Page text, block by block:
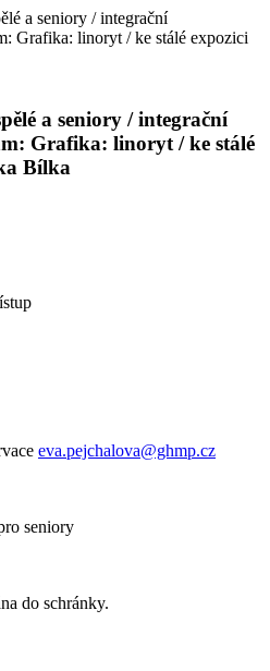
a seniory / integrační
Grafika: linoryt / ke stálé expozici
a seniory / integrační
Grafika: linoryt / ke stálé
Bílka
eva.pejchalova@ghmp.cz
seniory
do schránky.